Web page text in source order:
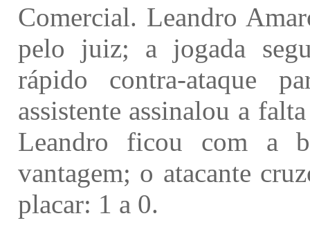
Comercial. Leandro
pelo juiz; a jogada
rápido contra-ataque
assistente assinalou a
Leandro ficou com a
vantagem; o atacante
placar: 1 a 0.